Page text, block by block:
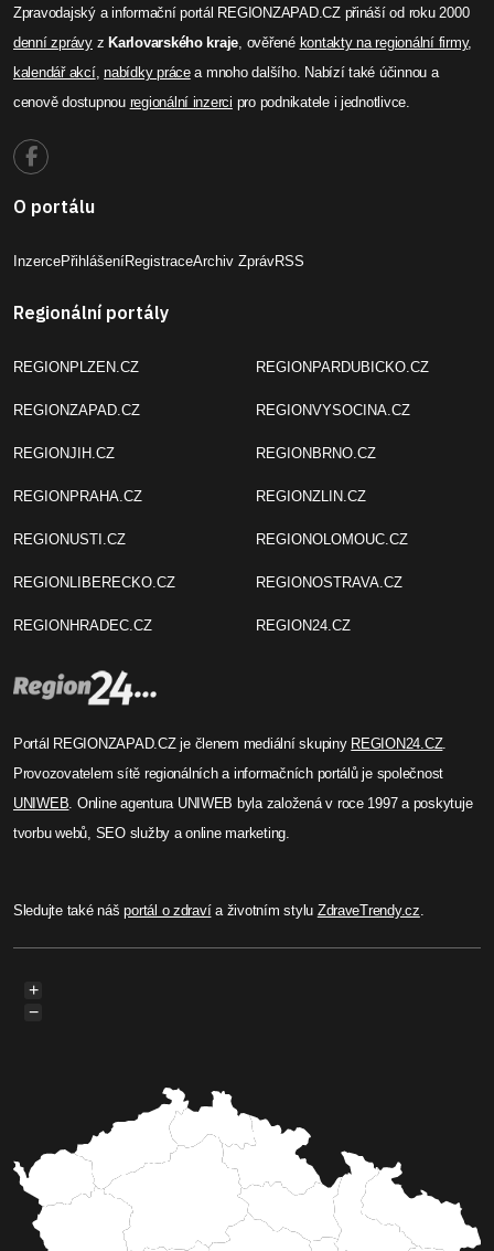
Zpravodajský a informační portál REGIONZAPAD.CZ přináší od roku 2000
denní zprávyz Karlovarského kraje, ověřené kontakty na regionální firmy,
kalendář akcí,nabídky prácea mnoho dalšího. Nabízí také účinnou a
cenově dostupnou regionální inzerci pro podnikatele i jednotlivce.
O portálu
InzercePřihlášeníRegistraceArchiv ZprávRSS
Regionální portály
REGIONPLZEN.CZ
REGIONZAPAD.CZ
REGIONJIH.CZ
REGIONPRAHA.CZ
REGIONUSTI.CZ
REGIONLIBERECKO.CZ
REGIONHRADEC.CZ
REGIONPARDUBICKO.CZ
REGIONVYSOCINA.CZ
REGIONBRNO.CZ
REGIONZLIN.CZ
REGIONOLOMOUC.CZ
REGIONOSTRAVA.CZ
REGION24.CZ
Portál REGIONZAPAD.CZ je členem mediální skupiny REGION24.CZ.
Provozovatelem sítě regionálních a informačních portálů je společnost
UNIWEB. Online agentura UNIWEB byla založená v roce 1997 a poskytuje
tvorbu webů, SEO služby a online marketing.
Sledujte také nášportál o zdravía životním stylu ZdraveTrendy.cz.
+
−